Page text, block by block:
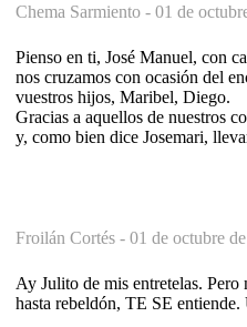
Chema Sarmiento - 01 de
Pienso en ti, José Manuel, con
nos cruzamos con ocasión del
vuestros hijos, Maribel, Diego.
Gracias a aquellos de nuestros
y, como bien dice Josemari,
Froilán Cortés - 01 de octubre
Ay Julito de mis entretelas.
hasta rebeldón, TE SE